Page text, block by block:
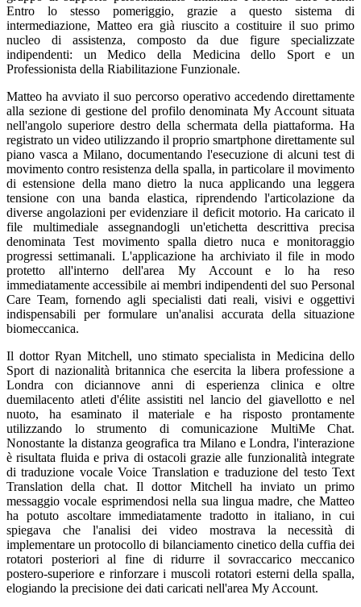
Entro lo stesso pomeriggio, grazie a questo sistema di
intermediazione, Matteo era già riuscito a costituire il suo primo
nucleo di assistenza, composto da due figure specializzate
indipendenti: un Medico della Medicina dello Sport e un
Professionista della Riabilitazione Funzionale.
Matteo ha avviato il suo percorso operativo accedendo direttamente
alla sezione di gestione del profilo denominata My Account situata
nell'angolo superiore destro della schermata della piattaforma. Ha
registrato un video utilizzando il proprio smartphone direttamente sul
piano vasca a Milano, documentando l'esecuzione di alcuni test di
movimento contro resistenza della spalla, in particolare il movimento
di estensione della mano dietro la nuca applicando una leggera
tensione con una banda elastica, riprendendo l'articolazione da
diverse angolazioni per evidenziare il deficit motorio. Ha caricato il
file multimediale assegnandogli un'etichetta descrittiva precisa
denominata Test movimento spalla dietro nuca e monitoraggio
progressi settimanali. L'applicazione ha archiviato il file in modo
protetto all'interno dell'area My Account e lo ha reso
immediatamente accessibile ai membri indipendenti del suo Personal
Care Team, fornendo agli specialisti dati reali, visivi e oggettivi
indispensabili per formulare un'analisi accurata della situazione
biomeccanica.
Il dottor Ryan Mitchell, uno stimato specialista in Medicina dello
Sport di nazionalità britannica che esercita la libera professione a
Londra con diciannove anni di esperienza clinica e oltre
duemilacento atleti d'élite assistiti nel lancio del giavellotto e nel
nuoto, ha esaminato il materiale e ha risposto prontamente
utilizzando lo strumento di comunicazione MultiMe Chat.
Nonostante la distanza geografica tra Milano e Londra, l'interazione
è risultata fluida e priva di ostacoli grazie alle funzionalità integrate
di traduzione vocale Voice Translation e traduzione del testo Text
Translation della chat. Il dottor Mitchell ha inviato un primo
messaggio vocale esprimendosi nella sua lingua madre, che Matteo
ha potuto ascoltare immediatamente tradotto in italiano, in cui
spiegava che l'analisi dei video mostrava la necessità di
implementare un protocollo di bilanciamento cinetico della cuffia dei
rotatori posteriori al fine di ridurre il sovraccarico meccanico
postero-superiore e rinforzare i muscoli rotatori esterni della spalla,
elogiando la precisione dei dati caricati nell'area My Account.